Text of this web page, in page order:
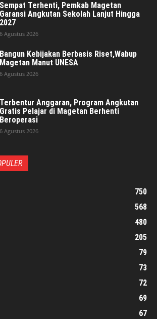
Sempat Terhenti, Pemkab Magetan
Garansi Angkutan Sekolah Lanjut Hingga
2027
6 Agustus 2026
Bangun Kebijakan Berbasis Riset,Wabup
Magetan Manut UNESA
6 Agustus 2026
Terbentur Anggaran, Program Angkutan
Gratis Pelajar di Magetan Berhenti
Beroperasi
6 Agustus 2026
750
568
480
205
79
73
72
69
67